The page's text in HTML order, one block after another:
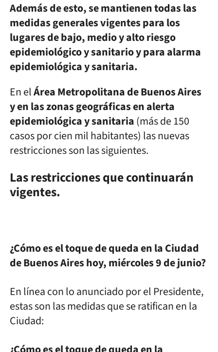
Además de esto, se mantienen todas las
medidas generales vigentes para los
lugares de bajo, medio y alto riesgo
epidemiológico y sanitario y para alarma
epidemiológica y sanitaria.
En elÁrea Metropolitana de Buenos Aires
y en las zonas geográficas en alerta
epidemiológica y sanitaria(más de 150
casos por cien mil habitantes) las nuevas
restricciones son las siguientes.
Las restricciones que continuarán
vigentes.
¿Cómo es el toque de queda en la Ciudad
de Buenos Aires hoy, miércoles 9 de junio?
En línea con lo anunciado por el Presidente,
estas son las medidas que se ratifican en la
Ciudad: